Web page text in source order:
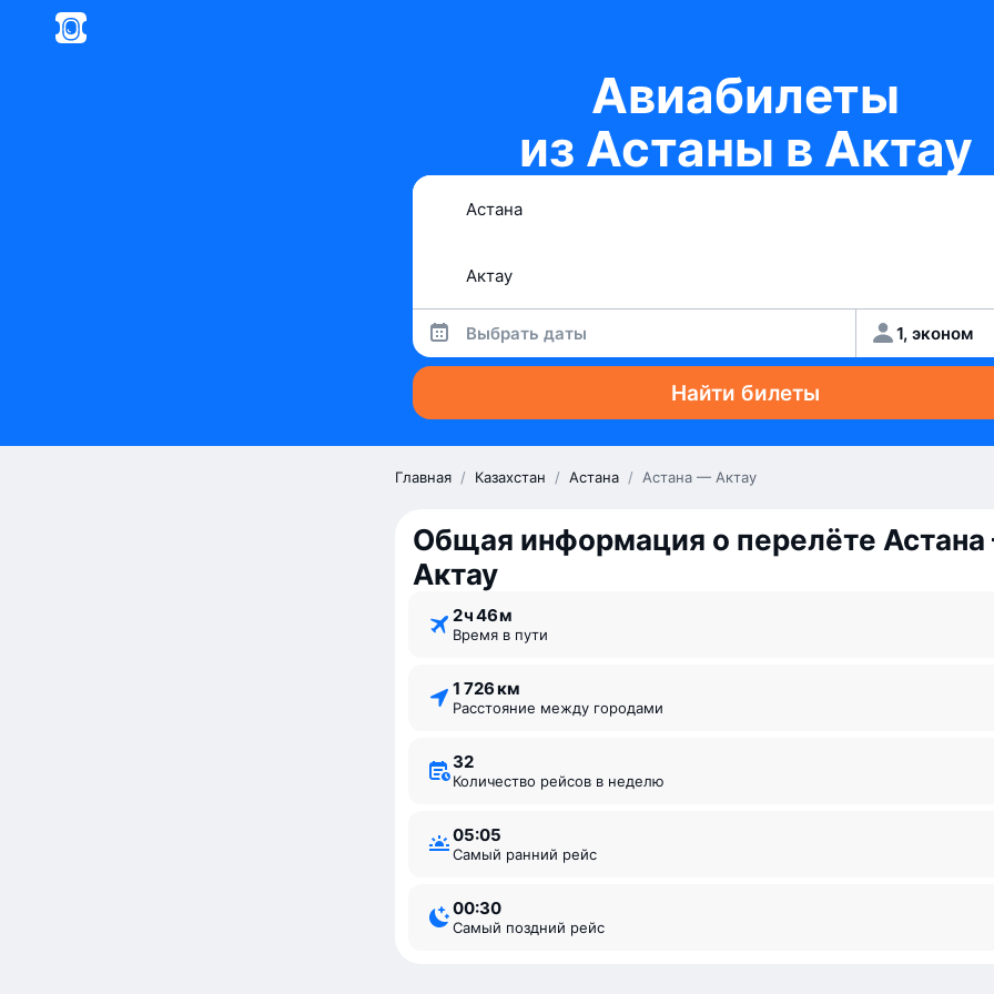
Авиабилеты
из Астаны в Актау
Выбрать даты 1, эконом
Найти билеты
Главная / Казахстан / Астана / Астана — Актау
Общая информация о перелёте
Актау
2 ⁠ч 46 ⁠м
Время в пути
1 726 км
Расстояние между городами
32
Количество рейсов в неделю
05:05
Самый ранний рейс
00:30
Самый поздний рейс